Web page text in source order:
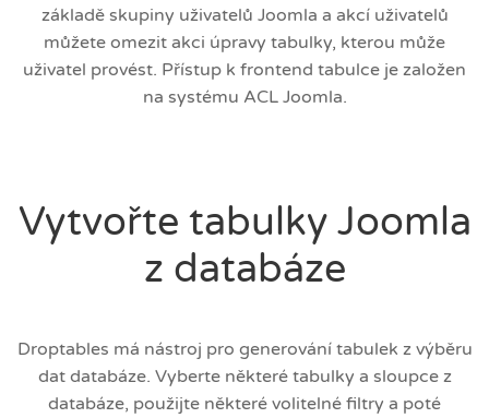
základě skupiny uživatelů Joomla a akcí uživatelů
můžete omezit akci úpravy tabulky, kterou může
uživatel provést. Přístup k frontend tabulce je založen
na systému ACL Joomla.
Vytvořte tabulky Joomla
z databáze
Droptables má nástroj pro generování tabulek z výběru
dat databáze. Vyberte některé tabulky a sloupce z
databáze, použijte některé volitelné filtry a poté